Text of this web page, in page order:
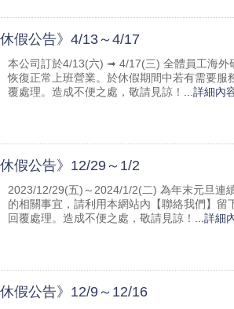
休假公告》4/13～4/17
本公司訂於4/13(六) ➟ 4/17(三) 全體員工海
恢復正常上班營業。於休假期間中若有需要
覆處理。造成不便之處，敬請見諒！
...詳細內
休假公告》12/29～1/2
2023/12/29(五)～2024/1/2(二) 為年末元旦連
的相關事宜，請利用本網站內【聯絡我們】
回覆處理。造成不便之處，敬請見諒！
...詳細
休假公告》12/9～12/16